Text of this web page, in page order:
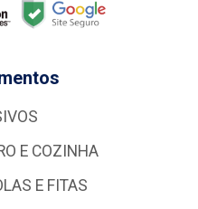
E COZINHA
E FITAS